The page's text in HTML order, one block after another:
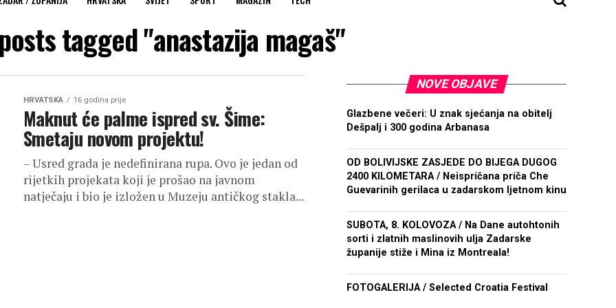
tagged "anastazija magaš"
HRVATSKA 16 godina prije
Maknut će palme ispred sv. Šime:
Smetaju novom projektu!
– Usred grada je nedefinirana rupa. Ovo je jedan od
rijetkih projekata koji je prošao na javnom
natječaju i bio je izložen u Muzeju antičkog stakla...
NOVE OBJAVE
Glazbene večeri: U znak sjećanja na obitelj
Dešpalj i 300 godina Arbanasa
OD BOLIVIJSKE ZASJEDE DO BIJEGA DUGOG
2400 KILOMETARA / Neispričana priča Che
Guevarinih gerilaca u zadarskom ljetnom kinu
SUBOTA, 8. KOLOVOZA / Na Dane autohtonih
sorti i zlatnih maslinovih ulja Zadarske
županije stiže i Mina iz Montreala!
FOTOGALERIJA / Selected Croatia Festival